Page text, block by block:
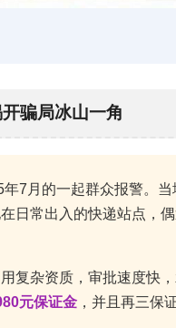
骗局冰山一角
7月的一起群众报警。
日常出入的快递站点，
复杂资质，审批速度快
元保证金 ，并且再三保